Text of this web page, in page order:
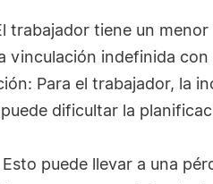
trabajador tiene un
vinculación indefinida con
Para el trabajador, la
dificultar la
puede llevar a una